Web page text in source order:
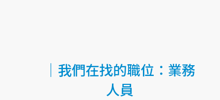
｜我們在找的職位：業務
人員